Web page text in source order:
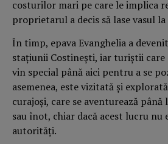
costurilor mari pe care le implica
proprietarul a decis să lase vasul
În timp, epava Evanghelia a
stațiunii Costinești, iar turiștii care
vin special până aici pentru a se
asemenea, este vizitată și
curajoși, care se aventurează până
sau înot, chiar dacă acest lucru nu
autorități.